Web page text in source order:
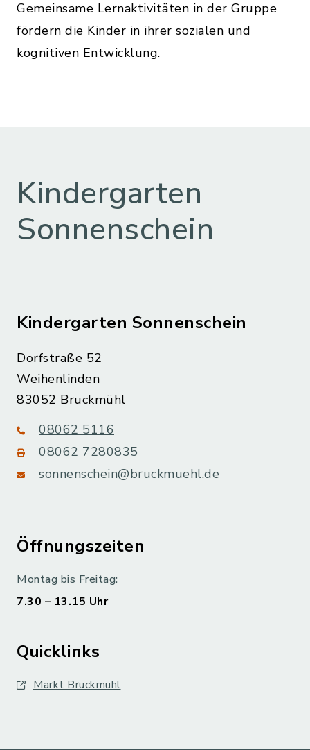
Gemeinsame Lernaktivitäten in der Gruppe
fördern die Kinder in ihrer sozialen und
kognitiven Entwicklung.
Kindergarten
Sonnenschein
Kindergarten Sonnenschein
Dorfstraße 52
Weihenlinden
83052 Bruckmühl
08062 5116
08062 7280835
sonnenschein@bruckmuehl.de
Öffnungszeiten
Montag bis Freitag:
7.30 – 13.15 Uhr
Quicklinks
Markt Bruckmühl